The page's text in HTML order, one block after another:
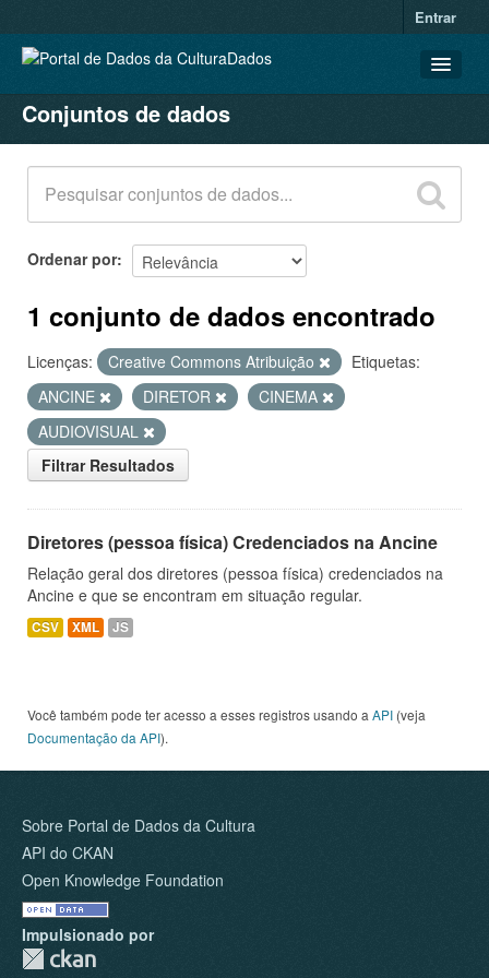
Entrar
CONJUNTOS DE DADOS
ORGANIZAÇÕES
GRUPOS
SOBRE
Conjuntos de dados
Ordenar por
1 conjunto de dados encontrado
Licenças: Creative Commons Atribuição
Etiquetas:
ANCINE
DIRETOR
CINEMA
AUDIOVISUAL
Filtrar Resultados
Diretores (pessoa física) Credenciados na Ancine
Relação geral dos diretores (pessoa física) credenciados na
Ancine e que se encontram em situação regular.
CSV XML JS
Você também pode ter acesso a esses registros usando a API (veja
Documentação da API).
Sobre Portal de Dados da Cultura
API do CKAN
Open Knowledge Foundation
Impulsionado por